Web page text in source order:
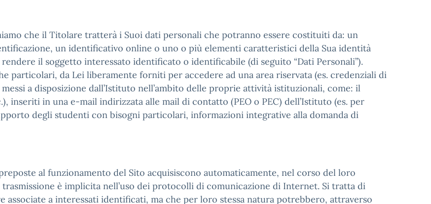
che il Titolare tratterà i Suoi dati personali che potranno essere costituiti da: un
un identificativo online o uno o più elementi caratteristici della Sua identità
il soggetto interessato identificato o identificabile (di seguito “Dati Personali”).
particolari, da Lei liberamente forniti per accedere ad una area riservata (es. credenziali di
a disposizione dall’Istituto nell’ambito delle proprie attività istituzionali, come: il
inseriti in una e-mail indirizzata alle mail di contatto (PEO o PEC) dell’Istituto (es. per
degli studenti con bisogni particolari, informazioni integrative alla domanda di
al funzionamento del Sito acquisiscono automaticamente, nel corso del loro
è implicita nell’uso dei protocolli di comunicazione di Internet. Si tratta di
associate a interessati identificati, ma che per loro stessa natura potrebbero, attraverso